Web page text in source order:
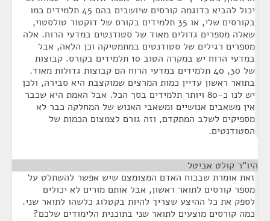
יכול להביא כדוגמה קורסים שיושבים בהם 45 תלמידים כמו
בקורסים שלי, או 35 תלמידים בקורס של דוקטור טולסטוי,
שאלה מספרים גדולים מאוד של סטודנטים במדעי הרוח. אלה
מספרים רגילים של סטודנטים במתמטיקה וכן הלאה, אבל
במדעי הרוח יש במקרה הטוב 10 תלמידים בקורס. קבוצות
של 30, 40 תלמידים במדעי הרוח הם קבוצות גדולות מאוד.
בתואר ראשון עדיין כמות המרצים שמוקצבת היא סבירה, ולכן
יש לנו כ-80 ויותר תלמידים בסך הכל. אבל האמת היא שכבר
אין משאבים אנושיים ומשאבי האנוש של המחלקה כבר לא
מספיקים לשלב המתקדם, וזה גורם לצמצום הכמות של
הסטודנטים.
היו"ר קולט אביטל
זאת אומרת שבכוח האדם המצומצם שיש אפשר להשתלט על
מספר קורסים לתואר ראשון, אבל אותם מורים לא יכולים
לספק את כל ההיצע שצריך להיות בקטלוג כלשהו לתואר שני.
כמה קורסים מוצעים לתואר שני בתוכנית הלימודים שלכם?